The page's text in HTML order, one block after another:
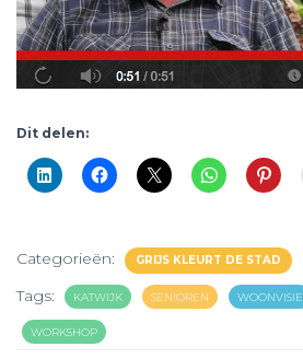
Dit delen:
Categorieën: GRIJS KLEURT DE STAD
Tags: KATWIJK SENIOREN WOONVISIE
WORKSHOP